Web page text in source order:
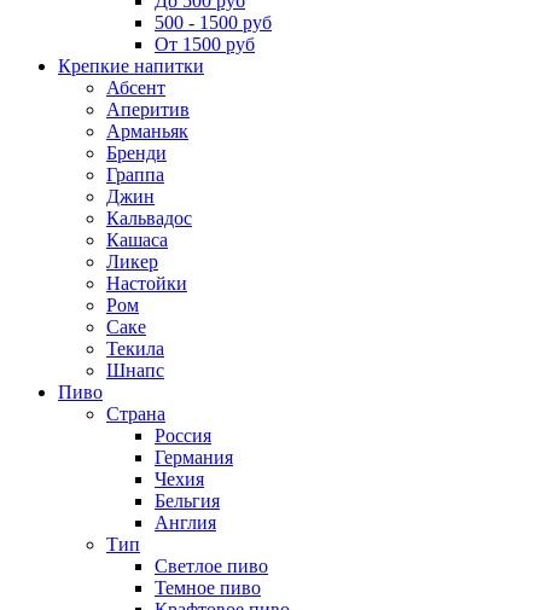
500 - 1500 руб
От 1500 руб
Крепкие напитки
Абсент
Аперитив
Арманьяк
Бренди
Граппа
Джин
Кальвадос
Кашаса
Ликер
Настойки
Ром
Саке
Текила
Шнапс
Пиво
Страна
Россия
Германия
Чехия
Бельгия
Англия
Тип
Светлое пиво
Темное пиво